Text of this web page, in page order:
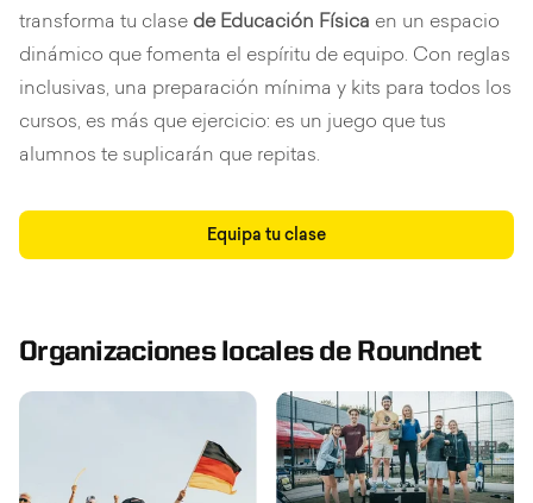
transforma tu clase de Educación Física en un espacio
dinámico que fomenta el espíritu de equipo. Con reglas
inclusivas, una preparación mínima y kits para todos los
cursos, es más que ejercicio: es un juego que tus
alumnos te suplicarán que repitas.
Equipa tu clase
Organizaciones locales de Roundnet